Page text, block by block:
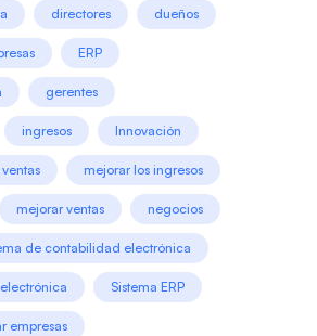
directores dueños
ERP
gerentes
ingresos Innovación
mejorar los ingresos
mejorar ventas negocios
de contabilidad electrónica
Sistema ERP
empresas